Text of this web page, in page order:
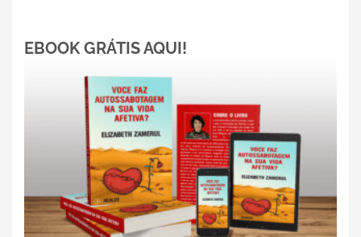
EBOOK GRÁTIS AQUI!